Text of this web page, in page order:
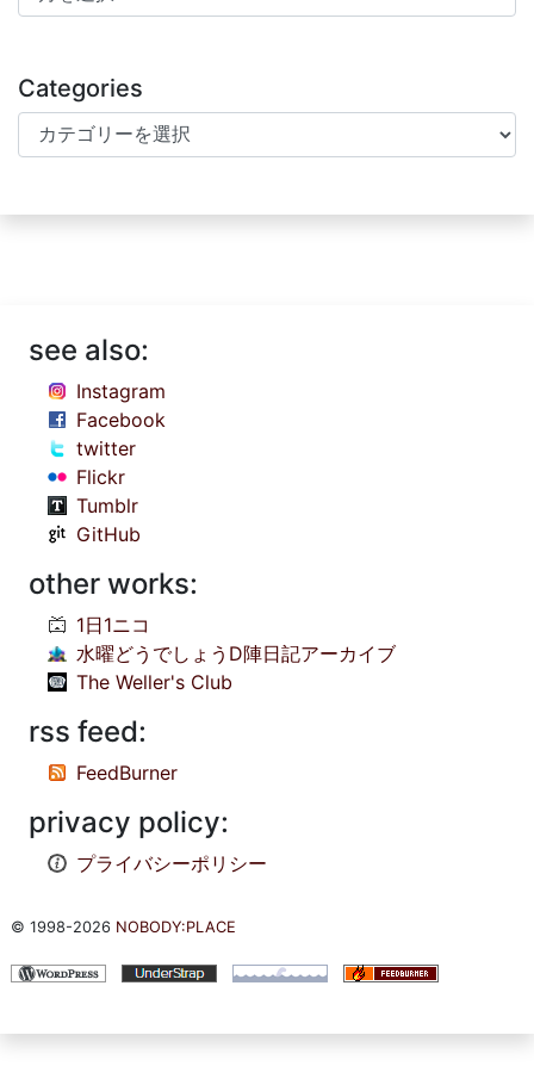
Categories
Categories
see also:
Instagram
Facebook
twitter
Flickr
Tumblr
GitHub
other works:
1日1ニコ
水曜どうでしょうD陣日記アーカイブ
The Weller's Club
rss feed:
FeedBurner
privacy policy:
プライバシーポリシー
© 1998-2026 NOBODY:PLACE